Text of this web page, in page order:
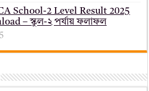
School-2 Level Result 2025
– স্কুল-২ পর্যায় ফলাফল